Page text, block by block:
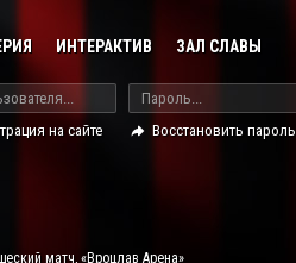
ИНТЕРАКТИВ ЗАЛ СЛАВЫ
на сайте
Восстановить пароль
матч, «Вроцлав Арена»